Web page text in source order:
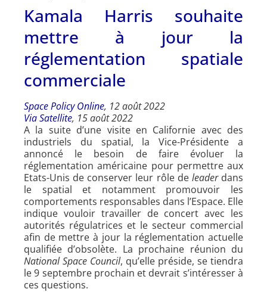
Kamala Harris souhaite
mettre à jour la
réglementation spatiale
commerciale
Space Policy Online, 12 août 2022
Via Satellite, 15 août 2022
A la suite d’une visite en Californie avec des
industriels du spatial, la Vice-Présidente a
annoncé le besoin de faire évoluer la
réglementation américaine pour permettre aux
Etats-Unis de conserver leur rôle de leader dans
le spatial et notamment promouvoir les
comportements responsables dans l’Espace. Elle
indique vouloir travailler de concert avec les
autorités régulatrices et le secteur commercial
afin de mettre à jour la réglementation actuelle
qualifiée d’obsolète. La prochaine réunion du
National Space Council, qu’elle préside, se tiendra
le 9 septembre prochain et devrait s’intéresser à
ces questions.